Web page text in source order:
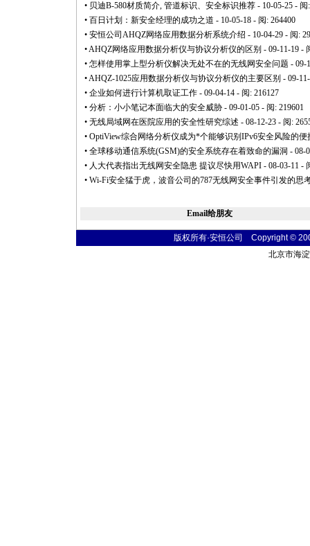
• 贝迪B-580材质简介, 管道标识、安全标识推荐 - 10-05-25 - 阅
• 百日计划：新安全经理的成功之道 - 10-05-18 - 阅: 264400
• 安恒公司AHQZ网络应用数据分析系统介绍 - 10-04-29 - 阅:
•AHQZ网络应用数据分析仪与协议分析仪的区别 - 09-11-19 -
• 怎样使用掌上型分析仪解决无处不在的无线网安全问题 - 09-
•AHQZ-1025应用数据分析仪与协议分析仪的主要区别 - 09-
• 企业如何进行计算机取证工作 - 09-04-14 - 阅: 216127
• 分析：小小笔记本面临大的安全威胁 - 09-01-05 - 阅: 219601
• 无线局域网在医院应用的安全性研究综述 - 08-12-23 - 阅:
• OptiView综合网络分析仪成为*个能够识别IPv6安全风险的
• 全球移动通信系统(GSM)的安全系统存在着致命的漏洞 - 08-
• 人大代表指出无线网安全隐患 提议尽快用WAPI - 08-03-11 -
• Wi-Fi安全猛于虎，波音公司的787无线网安全事件引发的思
Email给朋友
版权所有·安恒公司 Copyright ©
北京市海